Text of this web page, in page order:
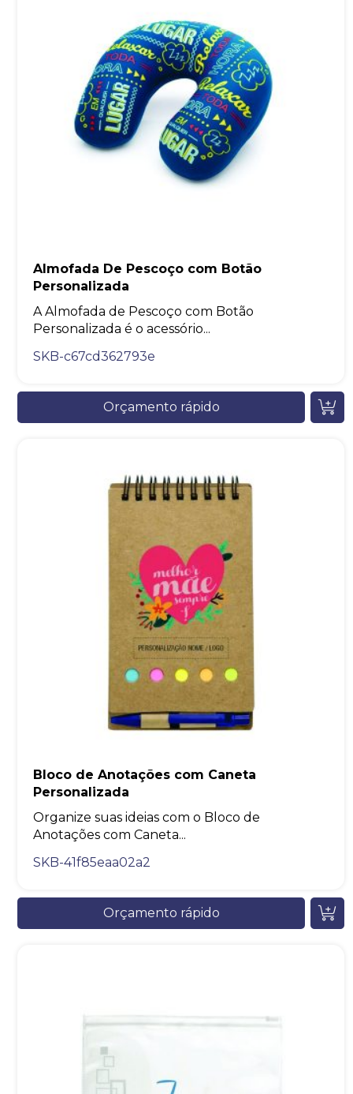
Almofada De Pescoço com Botão
Personalizada
A Almofada de Pescoço com Botão
Personalizada é o acessório...
SKB-c67cd362793e
Orçamento rápido
Bloco de Anotações com Caneta
Personalizada
Organize suas ideias com o Bloco de
Anotações com Caneta...
SKB-41f85eaa02a2
Orçamento rápido